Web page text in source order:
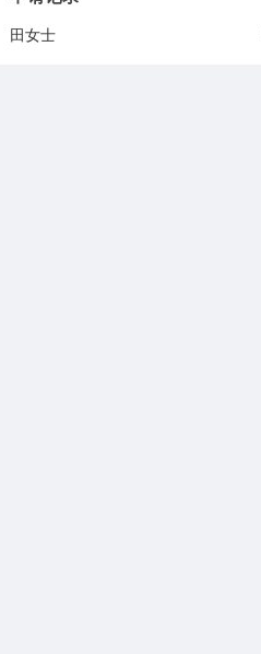
田女士